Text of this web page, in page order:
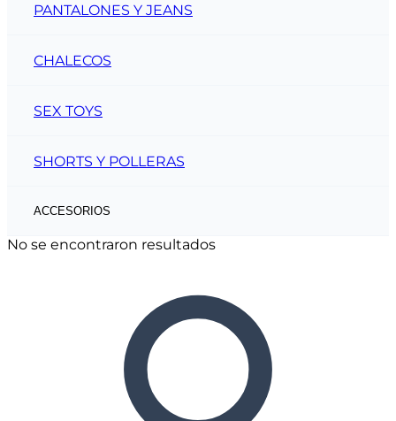
PANTALONES Y JEANS
CHALECOS
SEX TOYS
SHORTS Y POLLERAS
ACCESORIOS
No se encontraron resultados